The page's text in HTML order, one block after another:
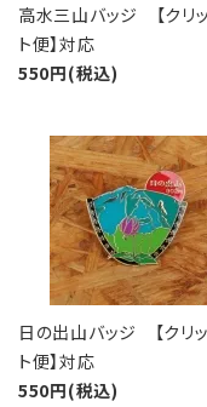
高水三山バッジ 【クリ
ト便】対応
550円(税込)
日の出山バッジ 【クリ
ト便】対応
550円(税込)